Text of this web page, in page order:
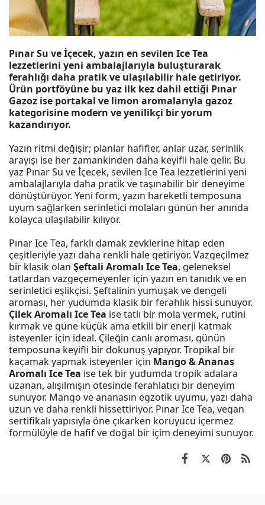
Pınar Su ve İçecek, yazın en sevilen Ice Tea
lezzetlerini yeni ambalajlarıyla buluşturarak
ferahlığı daha pratik ve ulaşılabilir hale getiriyor.
Ürün portföyüne bu yaz ilk kez dahil ettiği Pınar
Gazoz ise portakal ve limon aromalarıyla gazoz
kategorisine modern ve yenilikçi bir yorum
kazandırıyor.
Yazın ritmi değişir; planlar hafifler, anlar uzar, serinlik
arayışı ise her zamankinden daha keyifli hale gelir. Bu
yaz Pınar Su ve İçecek, sevilen Ice Tea lezzetlerini yeni
ambalajlarıyla daha pratik ve taşınabilir bir deneyime
dönüştürüyor. Yeni form, yazın hareketli temposuna
uyum sağlarken serinletici molaları günün her anında
kolayca ulaşılabilir kılıyor.
Pınar Ice Tea, farklı damak zevklerine hitap eden
çeşitleriyle yazı daha renkli hale getiriyor. Vazgeçilmez
bir klasik olan Şeftali Aromalı Ice Tea, geleneksel
tatlardan vazgeçemeyenler için yazın en tanıdık ve en
serinletici eşlikçisi. Şeftalinin yumuşak ve dengeli
aroması, her yudumda klasik bir ferahlık hissi sunuyor.
Çilek Aromalı Ice Tea ise tatlı bir mola vermek, rutini
kırmak ve güne küçük ama etkili bir enerji katmak
isteyenler için ideal. Çileğin canlı aroması, günün
temposuna keyifli bir dokunuş yapıyor. Tropikal bir
kaçamak yapmak isteyenler için Mango & Ananas
Aromalı Ice Tea ise tek bir yudumda tropik adalara
uzanan, alışılmışın ötesinde ferahlatıcı bir deneyim
sunuyor. Mango ve ananasın egzotik uyumu, yazı daha
uzun ve daha renkli hissettiriyor. Pınar Ice Tea, vegan
sertifikalı yapısıyla öne çıkarken koruyucu içermez
formülüyle de hafif ve doğal bir içim deneyimi sunuyor.